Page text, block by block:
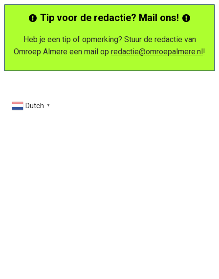
Tip voor de redactie? Mail ons!
Heb je een tip of opmerking? Stuur de redactie van
Omroep Almere een mail op redactie@omroepalmere.nl!
Dutch ▼